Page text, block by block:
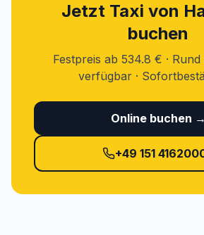
Jetzt Taxi von
buchen
Festpreis ab 534.8 € ·
verfügbar ·
Online buchen →
+49 151